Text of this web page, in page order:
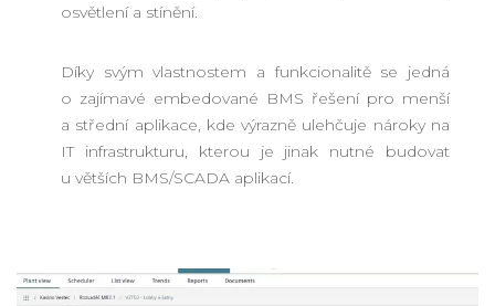
osvětlení a stínění.
Díky svým vlastnostem a funkcionalitě se jedná
o zajímavé embedované BMS řešení pro menší
a střední aplikace, kde výrazně ulehčuje nároky na
IT infrastrukturu, kterou je jinak nutné budovat
u větších BMS/SCADA aplikací.